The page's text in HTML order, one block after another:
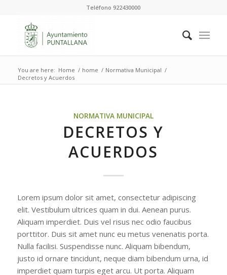
Teléfono 922430000
You are here: Home / home / Normativa Municipal /
Decretos y Acuerdos
NORMATIVA MUNICIPAL
DECRETOS Y
ACUERDOS
Lorem ipsum dolor sit amet, consectetur adipiscing
elit. Vestibulum ultrices quam in dui. Aenean purus.
Aliquam imperdiet. Duis vel risus nec odio faucibus
porttitor. Duis sit amet nunc eu metus venenatis porta.
Nulla facilisi. Suspendisse nunc. Aliquam bibendum,
justo id ornare tincidunt, neque diam bibendum urna, id
imperdiet quam turpis eget arcu. Ut porta. Aliquam